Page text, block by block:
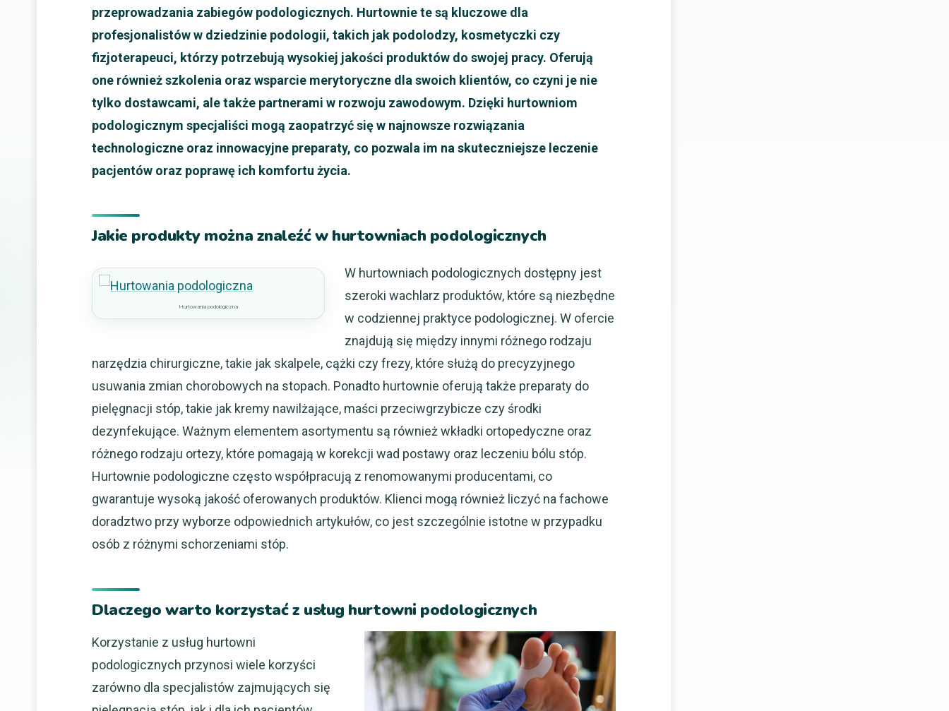
przeprowadzania zabiegów podologicznych. Hurtownie te są kluczowe dla
profesjonalistów w dziedzinie podologii, takich jak podolodzy, kosmetyczki czy
fizjoterapeuci, którzy potrzebują wysokiej jakości produktów do swojej pracy. Oferują
one również szkolenia oraz wsparcie merytoryczne dla swoich klientów, co czyni je nie
tylko dostawcami, ale także partnerami w rozwoju zawodowym. Dzięki hurtowniom
podologicznym specjaliści mogą zaopatrzyć się w najnowsze rozwiązania
technologiczne oraz innowacyjne preparaty, co pozwala im na skuteczniejsze leczenie
pacjentów oraz poprawę ich komfortu życia.
Jakie produkty można znaleźć w hurtowniach podologicznych
Hurtowania podologiczna
W hurtowniach podologicznych dostępny jest
szeroki wachlarz produktów, które są niezbędne
w codziennej praktyce podologicznej. W ofercie
znajdują się między innymi różnego rodzaju
narzędzia chirurgiczne, takie jak skalpele, cążki czy frezy, które służą do precyzyjnego
usuwania zmian chorobowych na stopach. Ponadto hurtownie oferują także preparaty do
pielęgnacji stóp, takie jak kremy nawilżające, maści przeciwgrzybicze czy środki
dezynfekujące. Ważnym elementem asortymentu są również wkładki ortopedyczne oraz
różnego rodzaju ortezy, które pomagają w korekcji wad postawy oraz leczeniu bólu stóp.
Hurtownie podologiczne często współpracują z renomowanymi producentami, co
gwarantuje wysoką jakość oferowanych produktów. Klienci mogą również liczyć na fachowe
doradztwo przy wyborze odpowiednich artykułów, co jest szczególnie istotne w przypadku
osób z różnymi schorzeniami stóp.
Dlaczego warto korzystać z usług hurtowni podologicznych
Korzystanie z usług hurtowni
podologicznych przynosi wiele korzyści
zarówno dla specjalistów zajmujących się